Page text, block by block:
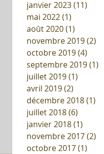
janvier 2023(11)
mai 2022(1)
août 2020(1)
novembre 2019(2)
octobre 2019(4)
septembre 2019(1)
juillet 2019(1)
avril 2019(2)
décembre 2018(1)
juillet 2018(6)
janvier 2018(1)
novembre 2017(2)
octobre 2017(1)